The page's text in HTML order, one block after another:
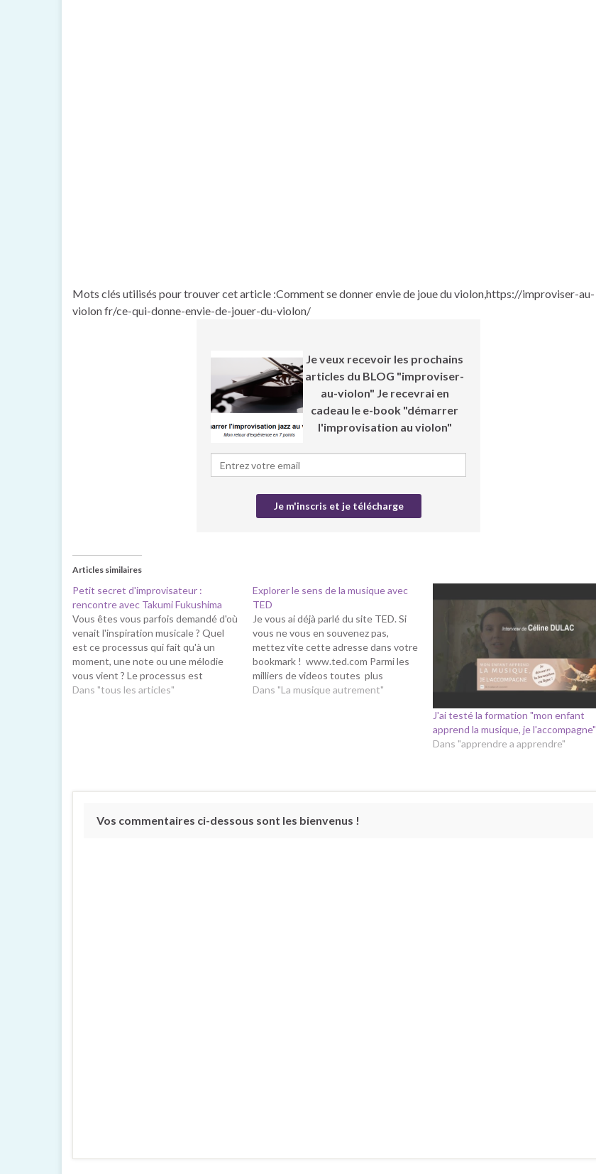
Mots clés utilisés pour trouver cet article :Comment se donner envie de joue du violon,https://improviser-au-
violon fr/ce-qui-donne-envie-de-jouer-du-violon/
Je veux recevoir les prochains
articles du BLOG "improviser-
au-violon" Je recevrai en
cadeau le e-book "démarrer
l'improvisation au violon"
Articles similaires
Petit secret d'improvisateur :
rencontre avec Takumi Fukushima
Vous êtes vous parfois demandé d'où
venait l'inspiration musicale ? Quel
est ce processus qui fait qu'à un
moment, une note ou une mélodie
vous vient ? Le processus est
complexe et mal connu, chaque
Dans "tous les articles"
Explorer le sens de la musique avec
TED
Je vous ai déjà parlé du site TED. Si
vous ne vous en souvenez pas,
mettez vite cette adresse dans votre
bookmark ! www.ted.com Parmi les
milliers de videos toutes plus
intéressantes les une que les autres
Dans "La musique autrement"
J'ai testé la formation "mon enfant
apprend la musique, je l'accompagne"
Dans "apprendre a apprendre"
Vos commentaires ci-dessous sont les bienvenus !